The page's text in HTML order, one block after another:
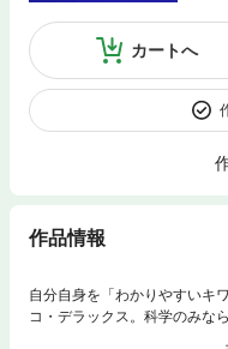
カートへ
作品情報
自分自身を「わかりやすいキ
コ・デラックス。科学のみな
「ヘンな生物学者」、池田清